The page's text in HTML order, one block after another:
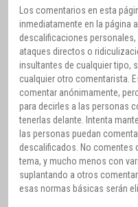
Los comentarios en esta
inmediatamente en la página
descalificaciones
ataques directos o
insultantes de cualquier tipo,
cualquier otro comentarista.
comentar anónimamente,
para decirles a las personas
tenerlas delante. Intenta
las personas puedan
descalificados. No comentes
tema, y mucho menos con
suplantando a otros
esas normas básicas serán